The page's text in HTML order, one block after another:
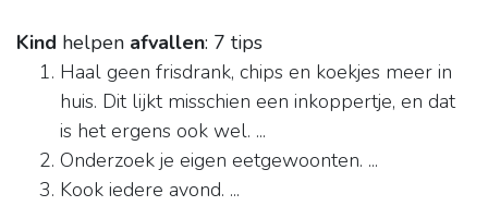
Kind helpen afvallen: 7 tips
Haal geen frisdrank, chips en koekjes meer in
huis. Dit lijkt misschien een inkoppertje, en dat
is het ergens ook wel. ...
Onderzoek je eigen eetgewoonten. ...
Kook iedere avond. ...